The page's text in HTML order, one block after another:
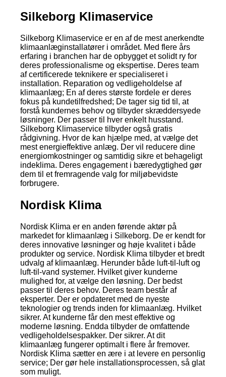
Silkeborg Klimaservice
Silkeborg Klimaservice er en af de mest anerkendte
klimaanlæginstallatører i området. Med flere års
erfaring i branchen har de opbygget et solidt ry for
deres professionalisme og ekspertise. Deres team
af certificerede teknikere er specialiseret i
installation. Reparation og vedligeholdelse af
klimaanlæg; En af deres største fordele er deres
fokus på kundetilfredshed; De tager sig tid til, at
forstå kundernes behov og tilbyder skræddersyede
løsninger. Der passer til hver enkelt husstand.
Silkeborg Klimaservice tilbyder også gratis
rådgivning. Hvor de kan hjælpe med, at vælge det
mest energieffektive anlæg. Der vil reducere dine
energiomkostninger og samtidig sikre et behageligt
indeklima. Deres engagement i bæredygtighed gør
dem til et fremragende valg for miljøbevidste
forbrugere.
Nordisk Klima
Nordisk Klima er en anden førende aktør på
markedet for klimaanlæg i Silkeborg. De er kendt for
deres innovative løsninger og høje kvalitet i både
produkter og service. Nordisk Klima tilbyder et bredt
udvalg af klimaanlæg. Herunder både luft-til-luft og
luft-til-vand systemer. Hvilket giver kunderne
mulighed for, at vælge den løsning. Der bedst
passer til deres behov. Deres team består af
eksperter. Der er opdateret med de nyeste
teknologier og trends inden for klimaanlæg. Hvilket
sikrer. At kunderne får den mest effektive og
moderne løsning. Endda tilbyder de omfattende
vedligeholdelsespakker. Der sikrer. At dit
klimaanlæg fungerer optimalt i flere år fremover.
Nordisk Klima sætter en ære i at levere en personlig
service; Der gør hele installationsprocessen, så glat
som muligt.